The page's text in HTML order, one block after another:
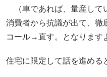
（車であれば、量産して
消費者から抗議が出て、
コール→直す。となります
住宅に限定して話を進める